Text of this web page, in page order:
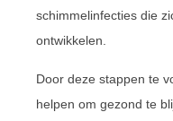
schimmelinfecties die
ontwikkelen.
Door deze stappen te
helpen om gezond te